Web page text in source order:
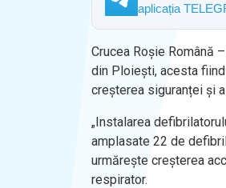
aplicația
Crucea Roșie Română
din Ploiești, acesta
creșterea siguranței și
„Instalarea
amplasate 22 de
urmărește creșterea
respirator.